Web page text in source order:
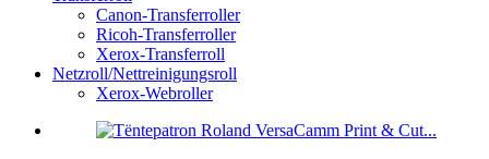
Canon-Transferroller
Ricoh-Transferroller
Xerox-Transferroll
Netzroll/Nettreinigungsroll
Xerox-Webroller